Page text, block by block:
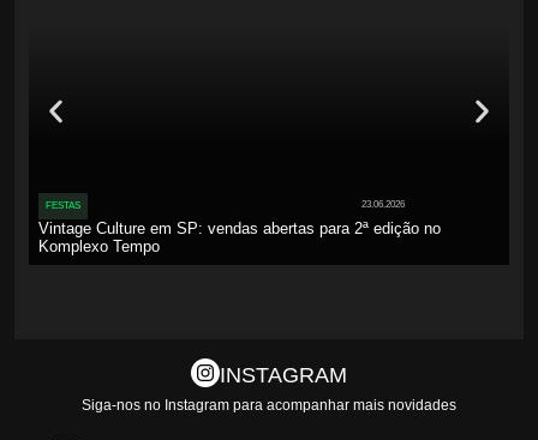
FESTAS 23.06.2026
Vintage Culture em SP: vendas abertas para 2ª edição no
Komplexo Tempo
INSTAGRAM
Siga-nos no Instagram para acompanhar mais novidades